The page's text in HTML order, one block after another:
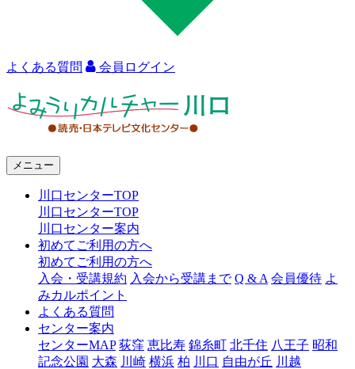
よくある質問 会員ログイン
ャ
口
メニュー
川口センターTOP
川口センターTOP
川口センター案内
初めてご利用の方へ
初めてご利用の方へ
入会・受講規約 入会から受講まで Q & A 会員優待 よ
みカルポイント
よくある質問
センター案内
センターMAP 荻窪 恵比寿 錦糸町 北千住 八王子 昭和
記念公園 大森 川崎 横浜 柏 川口 自由が丘 川越